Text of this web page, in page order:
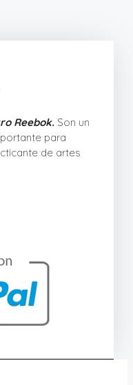
Reebok. Son un
para
de artes